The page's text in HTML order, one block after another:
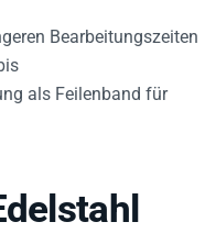
Bearbeitungszeiten
als Feilenband für